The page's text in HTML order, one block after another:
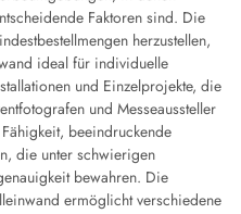
Faktoren sind. Die
herzustellen,
ideal für individuelle
und Einzelprojekte, die
und Messeaussteller
beeindruckende
die unter schwierigen
bewahren. Die
ermöglicht verschiedene